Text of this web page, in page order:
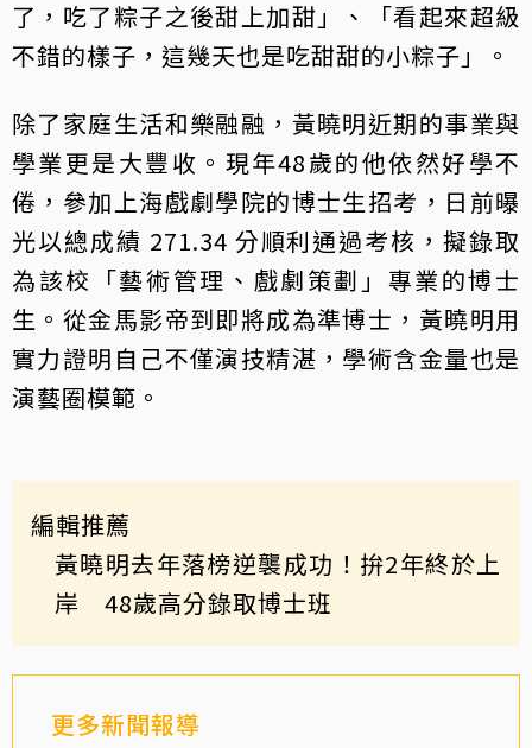
了，吃了粽子之後甜上加甜」、「看起來超級
不錯的樣子，這幾天也是吃甜甜的小粽子」。
除了家庭生活和樂融融，黃曉明近期的事業與
學業更是大豐收。現年48歲的他依然好學不
倦，參加上海戲劇學院的博士生招考，日前曝
光以總成績 271.34 分順利通過考核，擬錄取
為該校「藝術管理、戲劇策劃」專業的博士
生。從金馬影帝到即將成為準博士，黃曉明用
實力證明自己不僅演技精湛，學術含金量也是
演藝圈模範。
編輯推薦
黃曉明去年落榜逆襲成功！拚2年終於上
岸 48歲高分錄取博士班
更多新聞報導